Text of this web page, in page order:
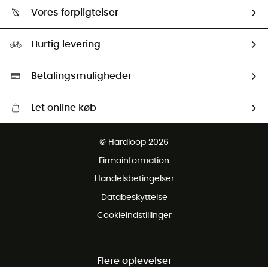
Returnering & Tilbagebetaling
Our ambassadors
Vores forpligtelser
Second hand
HardGreen Udvalg
Hurtig levering
Betalingsmuligheder
Let online køb
Gratis retur inden for 100 dage
© Hardloop 2026
Firmainformation
Handelsbetingelser
Databeskyttelse
Cookieindstillinger
Flere oplevelser